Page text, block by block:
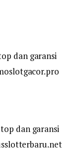
dan garansi
dan garansi